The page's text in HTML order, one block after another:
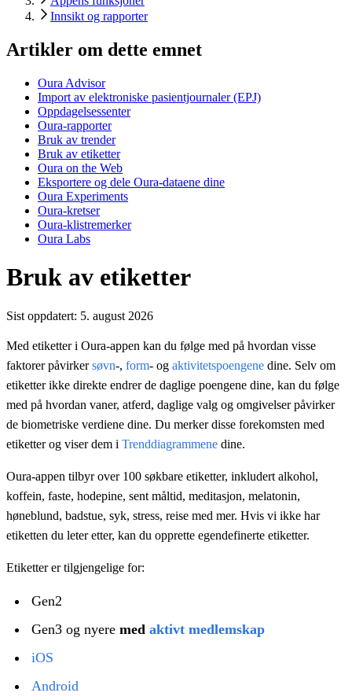
Innsikt og rapporter
Artikler om dette emnet
Oura Advisor
Import av elektroniske pasientjournaler (EPJ)
Oppdagelsessenter
Oura-rapporter
Bruk av trender
Bruk av etiketter
Oura on the Web
Eksportere og dele Oura-dataene dine
Oura Experiments
Oura-kretser
Oura-klistremerker
Oura Labs
Bruk av etiketter
Sist oppdatert: 5. august 2026
Med etiketter i Oura-appen kan du følge med på hvordan visse
faktorer påvirkersøvn-, form- og aktivitetspoengene dine. Selv om
etiketter ikke direkte endrer de daglige poengene dine, kan du følge
med på hvordan vaner, atferd, daglige valg og omgivelser påvirker
de biometriske verdiene dine. Du merker disse forekomsten med
etiketter og viser dem i Trenddiagrammene dine.
Oura-appen tilbyr over 100 søkbare etiketter, inkludert alkohol,
koffein, faste, hodepine, sent måltid, meditasjon, melatonin,
høneblund, badstue, syk, stress, reise med mer. Hvis vi ikke har
etiketten du leter etter, kan du opprette egendefinerte etiketter.
Etiketter er tilgjengelige for:
Gen2
Gen3 og nyere med aktivt medlemskap
iOS
Android